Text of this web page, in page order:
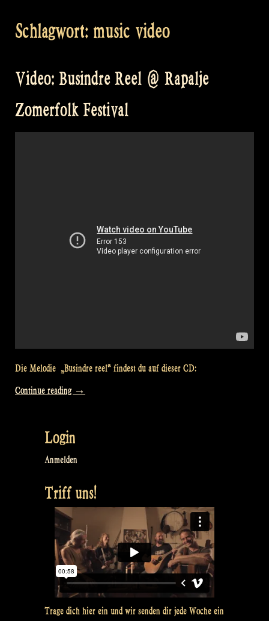
Schlagwort: music video
Video: Busindre Reel @ Rapalje
Zomerfolk Festival
Die Melodie „Busindre reel“ findest du auf dieser CD:
Continue reading „Video:
@
Rapalje
Festival“
→
Login
Anmelden
Triff uns!
Trage dich hier ein und wir senden dir jede Woche ein